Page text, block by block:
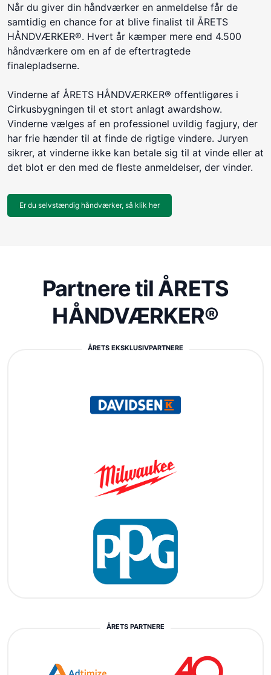
Når du giver din håndværker en anmeldelse får de
samtidig en chance for at blive finalist til ÅRETS
HÅNDVÆRKER®. Hvert år kæmper mere end 4.500
håndværkere om en af de eftertragtede
finalepladserne.
Vinderne af ÅRETS HÅNDVÆRKER® offentligøres i
Cirkusbygningen til et stort anlagt awardshow.
Vinderne vælges af en professionel uvildig fagjury, der
har frie hænder til at finde de rigtige vindere. Juryen
sikrer, at vinderne ikke kan betale sig til at vinde eller at
det blot er den med de fleste anmeldelser, der vinder.
Er du selvstændig håndværker, så klik her
Partnere til ÅRETS
HÅNDVÆRKER®
ÅRETS EKSKLUSIVPARTNERE
ÅRETS PARTNERE